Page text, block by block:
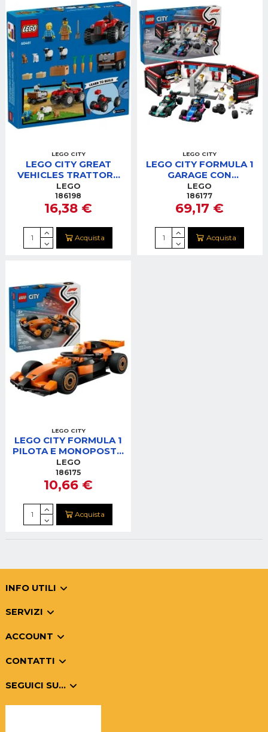
LEGO CITY
LEGO CITY GREAT
VEHICLES TRATTORE
AGRICOLO ROSSO CON
RIMORCHIO E PECOR
LEGO
186198
16,38 €
Acquista
LEGO CITY
LEGO CITY FORMULA 1
GARAGE CON
MONOPOSTO
MERCEDES-AMG E
ALPINE F1®
LEGO
186177
69,17 €
Acquista
LEGO CITY
LEGO CITY FORMULA 1
PILOTA E MONOPOSTO
MCLAREN F1®
LEGO
186175
10,66 €
Acquista
INFO UTILI
SERVIZI
ACCOUNT
CONTATTI
SEGUICI SU...